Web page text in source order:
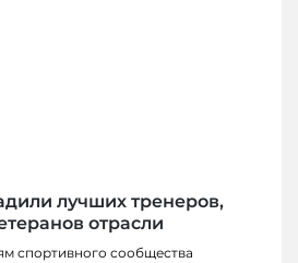
лучших тренеров,
отрасли
спортивного сообщества